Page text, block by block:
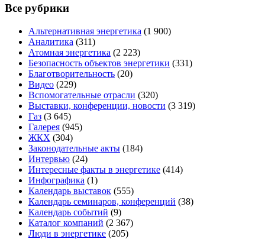
Все рубрики
Альтернативная энергетика (1 900)
Аналитика (311)
Атомная энергетика (2 223)
Безопасность объектов энергетики (331)
Благотворительность (20)
Видео (229)
Вспомогательные отрасли (320)
Выставки, конференции, новости (3 319)
Газ (3 645)
Галерея (945)
ЖКХ (304)
Законодательные акты (184)
Интервью (24)
Интересные факты в энергетике (414)
Инфографика (1)
Календарь выставок (555)
Календарь семинаров, конференций (38)
Календарь событий (9)
Каталог компаний (2 367)
Люди в энергетике (205)